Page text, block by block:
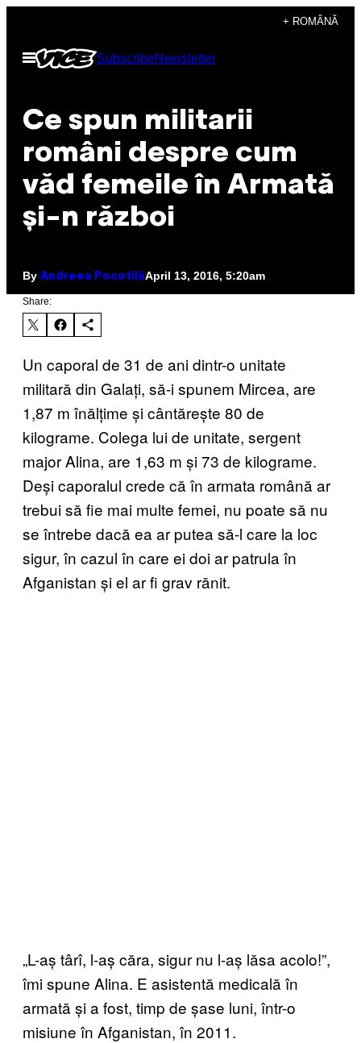
content
+ ROMÂNĂ
Open
Menu
SubscribeNewsletter
Ce spun militarii
români despre cum
văd femeile în Armată
și-n război
By Andreea PocotilăApril 13, 2016, 5:20am
Share:
Un caporal de 31 de ani dintr-o unitate
militară din Galați, să-i spunem Mircea, are
1,87 m înălțime și cântărește 80 de
kilograme. Colega lui de unitate, sergent
major Alina, are 1,63 m și 73 de kilograme.
Deși caporalul crede că în armata română ar
trebui să fie mai multe femei, nu poate să nu
se întrebe dacă ea ar putea să-l care la loc
sigur, în cazul în care ei doi ar patrula în
Afganistan și el ar fi grav rănit.
„L-aș târî, l-aș căra, sigur nu l-aș lăsa acolo!”,
îmi spune Alina. E asistentă medicală în
armată și a fost, timp de șase luni, într-o
misiune în Afganistan, în 2011.